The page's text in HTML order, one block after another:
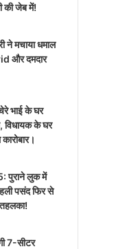
की जेब में!
ने मचाया धमाल
और दमदार
भाई के घर
विधायक के घर
पुराने लुक में
पसंद फिर से
तहलका!
7-सीटर